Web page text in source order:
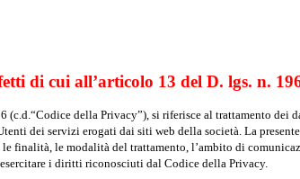
di cui all’articolo 13 del D. lgs. n.
della Privacy”), si riferisce al trattamento dei
dei servizi erogati dai siti web della società. La
finalità, le modalità del trattamento, l’ambito di
i diritti riconosciuti dal Codice della Privacy.